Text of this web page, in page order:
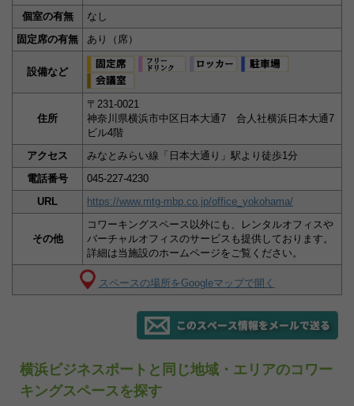
個室の有無
なし
固定席の有無
あり（席）
設備など
住所
〒231-0021
神奈川県横浜市中区日本大通7 合人社横浜日本大通7
ビル4階
アクセス
みなとみらい線「日本大通り」駅より徒歩1分
電話番号
045-227-4230
URL
https://www.mtg-mbp.co.jp/office_yokohama/
その他
コワーキングスペース以外にも、レンタルオフィスや
バーチャルオフィスのサービスも提供しております。
詳細は当施設のホームページをご覧ください。
スペースの場所をGoogleマップで開く
横浜ビジネスポートと同じ地域・エリアのコワー
キングスペースを探す